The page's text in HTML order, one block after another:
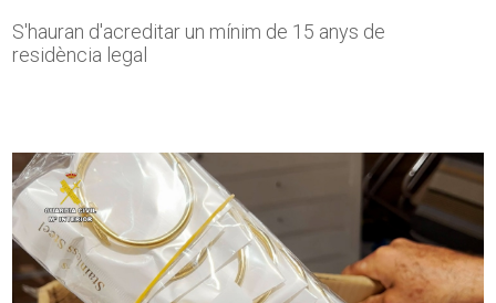
S'hauran d'acreditar un mínim de 15 anys de
residència legal